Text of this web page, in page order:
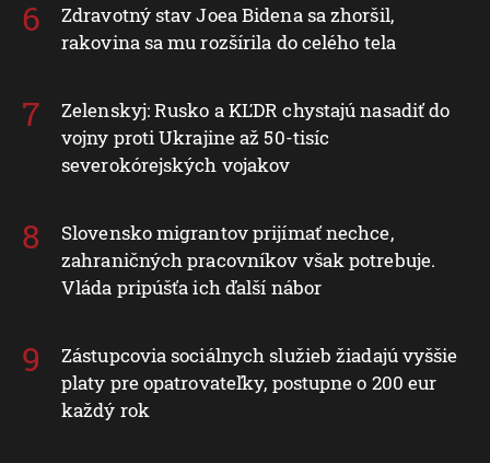
Zdravotný stav Joea Bidena sa zhoršil,
rakovina sa mu rozšírila do celého tela
Zelenskyj: Rusko a KĽDR chystajú nasadiť do
vojny proti Ukrajine až 50-tisíc
severokórejských vojakov
Slovensko migrantov prijímať nechce,
zahraničných pracovníkov však potrebuje.
Vláda pripúšťa ich ďalší nábor
Zástupcovia sociálnych služieb žiadajú vyššie
platy pre opatrovateľky, postupne o 200 eur
každý rok